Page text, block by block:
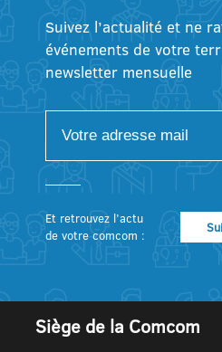
Suivez l’actualité et ne
événements de votre
newsletter mensuelle
Et retrouvez l’actu
de votre comcom :
Siège de la Comcom